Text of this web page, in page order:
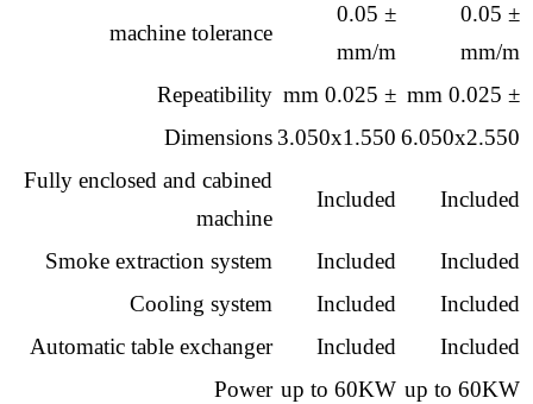
± 0.05
mm/m
± 0.05
mm/m
machine tolerance
± 0.025 mm
± 0.025 mm
Repeatibility
6.050x2.550
3.050x1.550
Dimensions
Included
Included
Fully enclosed and cabined
machine
Included
Included
Smoke extraction system
Included
Included
Cooling system
Included
Included
Automatic table exchanger
up to 60KW
up to 60KW
Power